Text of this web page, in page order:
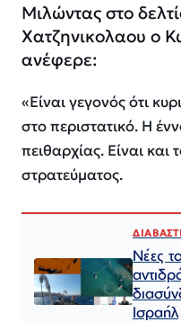
Μιλώντας στο
Χατζηνικολαου ο
ανέφερε:
«Είναι γεγονός ότι
στο περιστατικό. Η
πειθαρχίας. Είναι και
στρατεύματος.
Νέες
Ισραήλ